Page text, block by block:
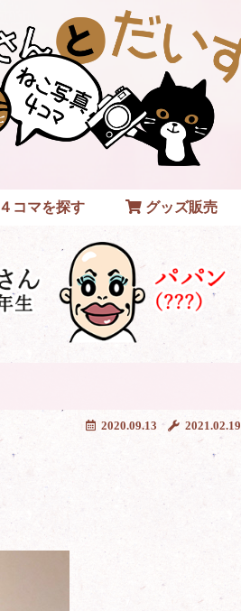
４コマを探す グッズ販売
2021.02.19
2020.09.13